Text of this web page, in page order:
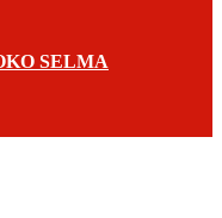
SELMA